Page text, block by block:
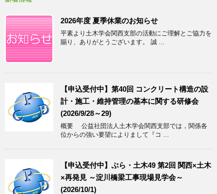
2026年度 夏季休業のお知らせ
平素より土木学会関西支部の活動にご理解とご協力を
賜り、ありがとうございます。 誠 ...
【申込受付中】第40回 コンクリート構造の設
計・施工・維持管理の基本に関する研修会
(2026/9/28～29)
概要 公益社団法人土木学会関西支部では，関係各
位からの強い要望によりまして『コ ...
【申込受付中】ぶら・土木49 第2回 関西×土木
×再発見 ～淀川橋梁工事現場見学会～
(2026/10/1)